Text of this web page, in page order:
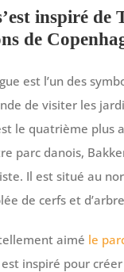
inspiré de
de
est l’un des
de visiter les
le quatrième plus
parc danois,
Il est situé au
de cerfs et
aimé le
est inspiré pour